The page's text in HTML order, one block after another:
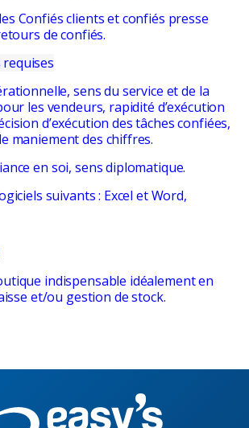
Confiés clients et confiés presse
de confiés.
sens du service et de la
les vendeurs, rapidité d’exécution
d’exécution des tâches confiées,
maniement des chiffres.
en soi, sens diplomatique.
suivants : Excel et Word,
indispensable idéalement en
et/ou gestion de stock.